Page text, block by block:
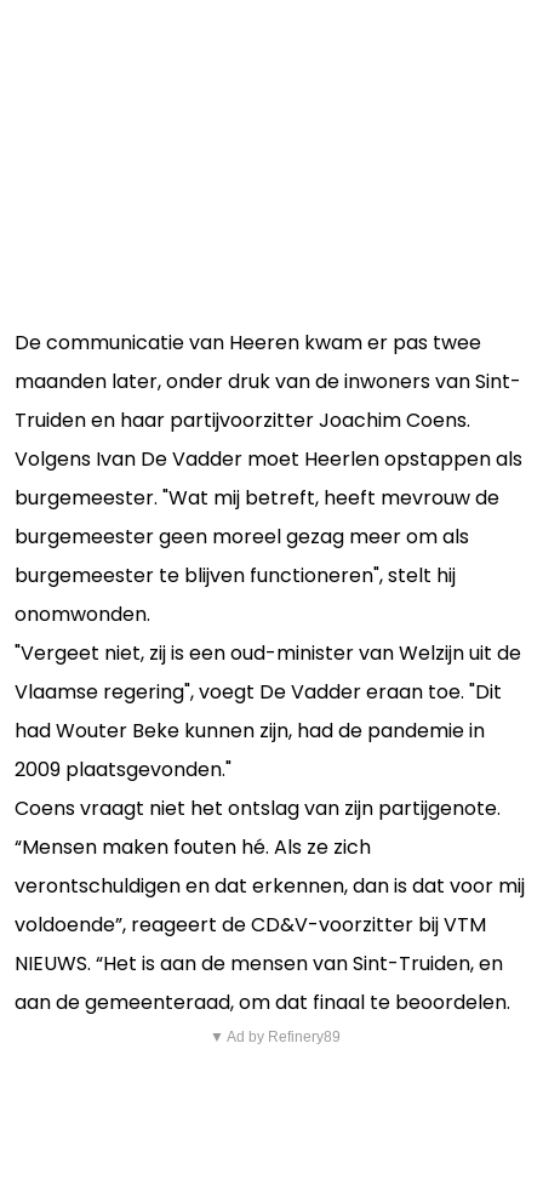
De communicatie van Heeren kwam er pas twee
maanden later, onder druk van de inwoners van Sint-
Truiden en haar partijvoorzitter Joachim Coens.
Volgens Ivan De Vadder moet Heerlen opstappen als
burgemeester. "Wat mij betreft, heeft mevrouw de
burgemeester geen moreel gezag meer om als
burgemeester te blijven functioneren", stelt hij
onomwonden.
"Vergeet niet, zij is een oud-minister van Welzijn uit de
Vlaamse regering", voegt De Vadder eraan toe. "Dit
had Wouter Beke kunnen zijn, had de pandemie in
2009 plaatsgevonden."
Coens vraagt niet het ontslag van zijn partijgenote.
“Mensen maken fouten hé. Als ze zich
verontschuldigen en dat erkennen, dan is dat voor mij
voldoende”, reageert de CD&V-voorzitter bij VTM
NIEUWS. “Het is aan de mensen van Sint-Truiden, en
aan de gemeenteraad, om dat finaal te beoordelen.
▼ Ad by Refinery89